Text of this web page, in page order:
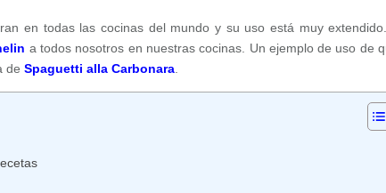
en todas las cocinas del mundo y su uso está muy
a todos nosotros en nuestras cocinas. Un ejemplo de uso de
deSpaguetti alla Carbonara.